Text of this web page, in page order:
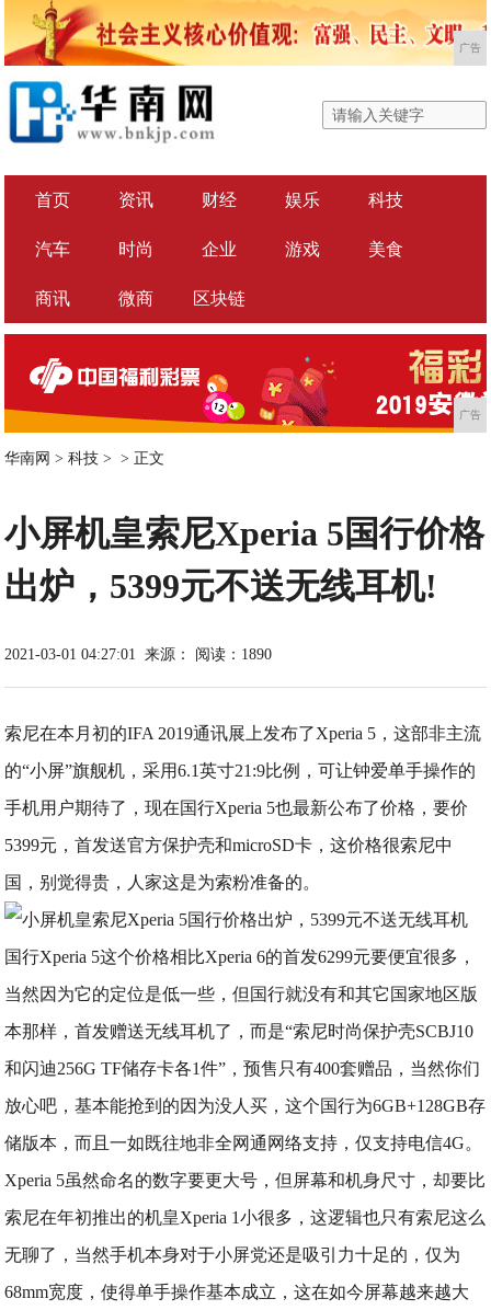
广告
首页 资讯 财经 娱乐 科技
汽车 时尚 企业 游戏 美食
商讯 微商 区块链
广告
华南网 >科技 > > 正文
小屏机皇索尼Xperia 5国行价格
出炉，5399元不送无线耳机!
2021-03-01 04:27:01 来源： 阅读：1890
索尼在本月初的IFA 2019通讯展上发布了Xperia 5，这部非主流
的“小屏”旗舰机，采用6.1英寸21:9比例，可让钟爱单手操作的
手机用户期待了，现在国行Xperia 5也最新公布了价格，要价
5399元，首发送官方保护壳和microSD卡，这价格很索尼中
国，别觉得贵，人家这是为索粉准备的。
国行Xperia 5这个价格相比Xperia 6的首发6299元要便宜很多，
当然因为它的定位是低一些，但国行就没有和其它国家地区版
本那样，首发赠送无线耳机了，而是“索尼时尚保护壳SCBJ10
和闪迪256G TF储存卡各1件”，预售只有400套赠品，当然你们
放心吧，基本能抢到的因为没人买，这个国行为6GB+128GB存
储版本，而且一如既往地非全网通网络支持，仅支持电信4G。
Xperia 5虽然命名的数字要更大号，但屏幕和机身尺寸，却要比
索尼在年初推出的机皇Xperia 1小很多，这逻辑也只有索尼这么
无聊了，当然手机本身对于小屏党还是吸引力十足的，仅为
68mm宽度，使得单手操作基本成立，这在如今屏幕越来越大